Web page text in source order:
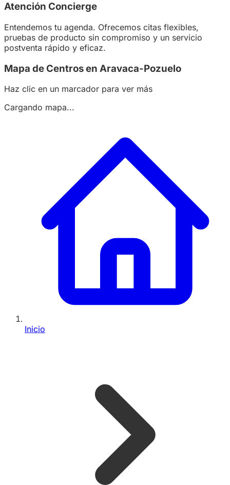
Atención Concierge
Entendemos tu agenda. Ofrecemos citas flexibles,
pruebas de producto sin compromiso y un servicio
postventa rápido y eficaz.
Mapa de Centros en Aravaca-Pozuelo
Haz clic en un marcador para ver más
Cargando mapa...
Inicio